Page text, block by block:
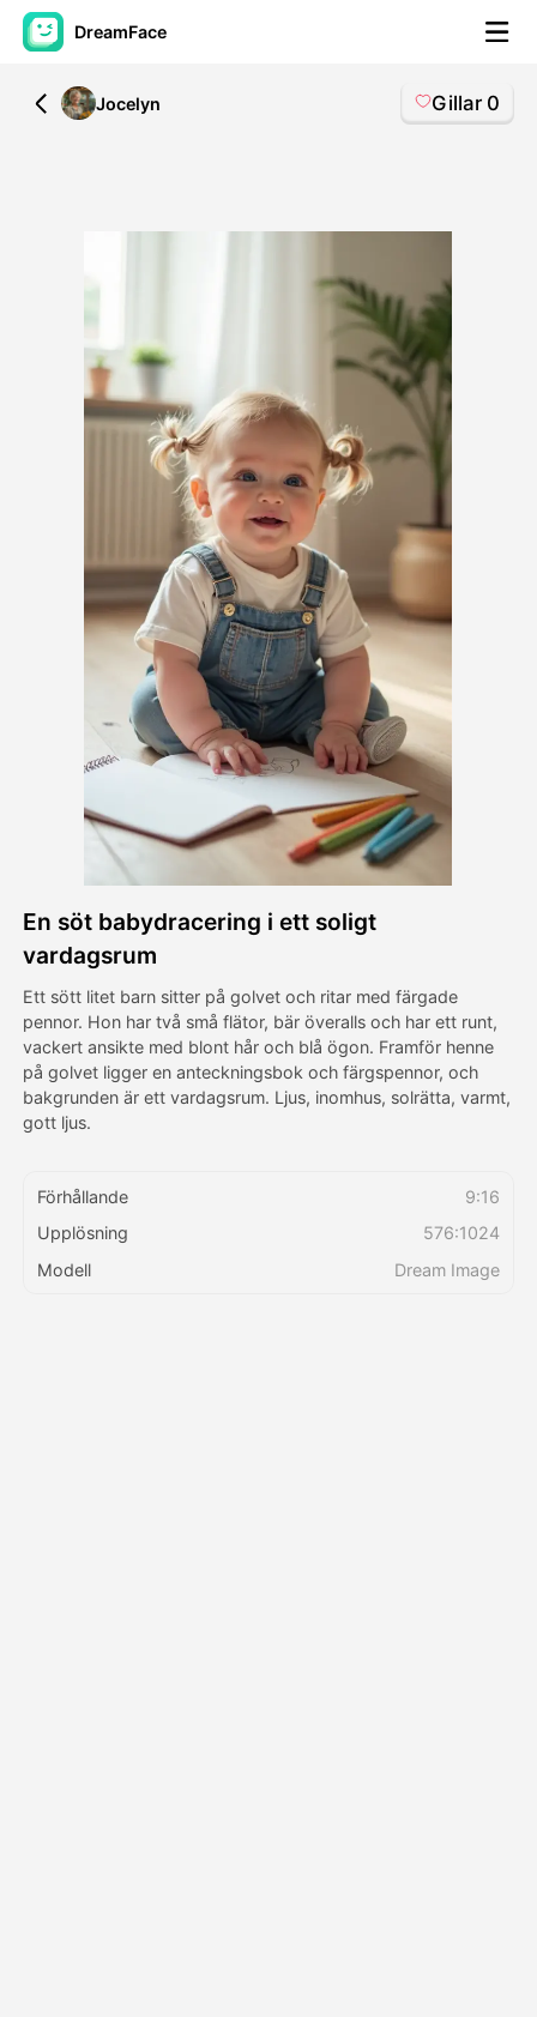
DreamFace
AI-verktyg
AI-video
Andra verktyg
Visa alla verktyg
Avatar Video
AI-video
Andra verktyg
Visa alla mallar
Galleri
Blogg
Priser
API
All
Jocelyn Gillar 0
En söt babydracering i ett soligt
vardagsrum
Ett sött litet barn sitter på golvet och ritar med färgade
pennor. Hon har två små flätor, bär överalls och har ett runt,
vackert ansikte med blont hår och blå ögon. Framför henne
på golvet ligger en anteckningsbok och färgspennor, och
bakgrunden är ett vardagsrum. Ljus, inomhus, solrätta, varmt,
gott ljus.
Förhållande
9:16
Upplösning
576:1024
Modell
Dream Image